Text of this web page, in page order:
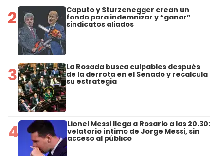
2 Caputo y Sturzenegger crean un
fondo para indemnizar y “ganar”
sindicatos aliados
3 La Rosada busca culpables después
de la derrota en el Senado y recalcula
su estrategia
4 Lionel Messi llega a Rosario a las 20.30:
velatorio íntimo de Jorge Messi, sin
acceso al público